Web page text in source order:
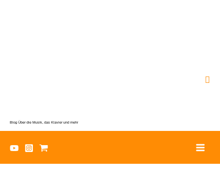
Blog Über die Musik, das Klavier und mehr